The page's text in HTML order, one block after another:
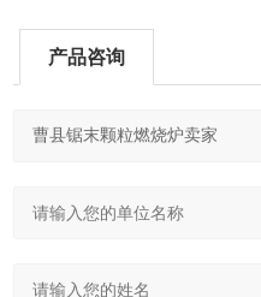
产品咨询